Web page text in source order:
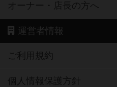
オーナー・店長の方へ
運営者情報
ご利用規約
個人情報保護方針